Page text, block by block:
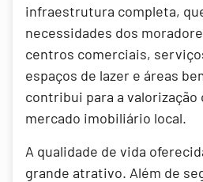
infraestrutura completa,
necessidades dos
centros comerciais,
espaços de lazer e áreas
contribui para a valorização
mercado imobiliário local.
A qualidade de vida
grande atrativo. Além de